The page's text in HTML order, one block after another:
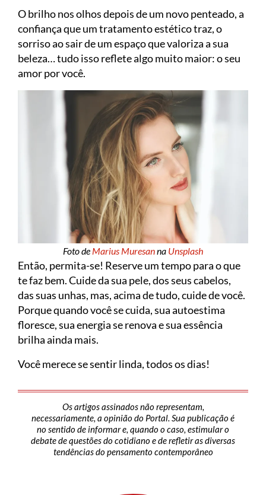
O brilho nos olhos depois de um novo penteado, a
confiança que um tratamento estético traz, o
sorriso ao sair de um espaço que valoriza a sua
beleza… tudo isso reflete algo muito maior: o seu
amor por você.
Foto de Marius Muresanna Unsplash
Então, permita-se! Reserve um tempo para o que
te faz bem. Cuide da sua pele, dos seus cabelos,
das suas unhas, mas, acima de tudo, cuide de você.
Porque quando você se cuida, sua autoestima
floresce, sua energia se renova e sua essência
brilha ainda mais.
Você merece se sentir linda, todos os dias!
Os artigos assinados não representam,
necessariamente, a opinião do Portal. Sua publicação é
no sentido de informar e, quando o caso, estimular o
debate de questões do cotidiano e de refletir as diversas
tendências do pensamento contemporâneo